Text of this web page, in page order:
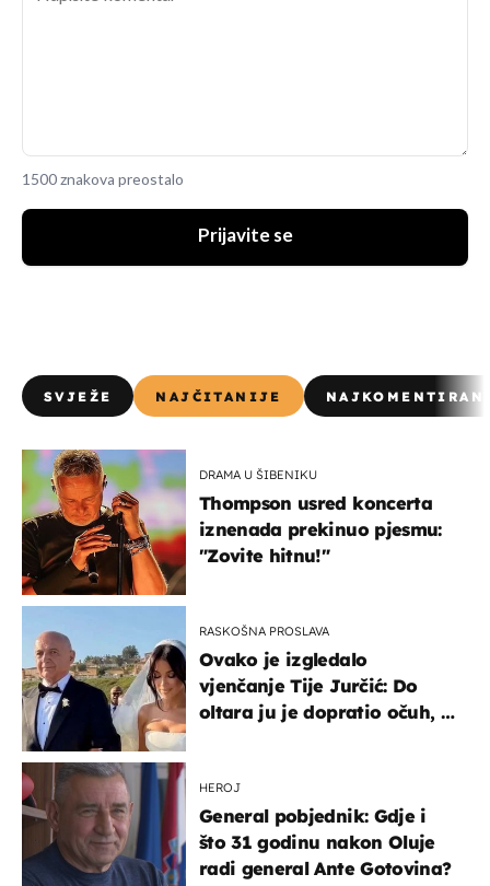
1500 znakova preostalo
Prijavite se
SVJEŽE NAJČITANIJE
DRAMA U ŠIBENIKU
Thompson usred koncerta
iznenada prekinuo pjesmu:
"Zovite hitnu!"
RASKOŠNA PROSLAVA
Ovako je izgledalo
vjenčanje Tije Jurčić: Do
oltara ju je dopratio očuh, a
HEROJ
General pobjednik: Gdje i
što 31 godinu nakon Oluje
radi general Ante Gotovina?